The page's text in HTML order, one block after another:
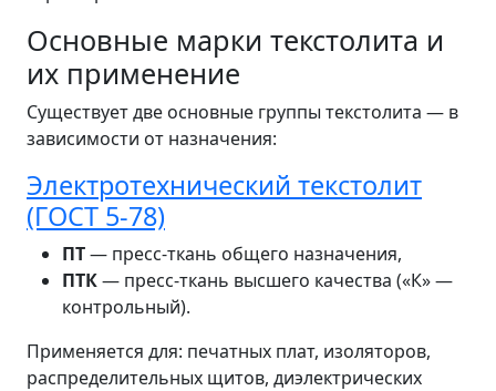
Основные марки текстолита и
их применение
Существует две основные группы текстолита — в
зависимости от назначения:
Электротехнический текстолит
(ГОСТ 5-78)
ПТ— пресс-ткань общего назначения,
ПТК— пресс-ткань высшего качества («К» —
контрольный).
Применяется для: печатных плат, изоляторов,
распределительных щитов, диэлектрических